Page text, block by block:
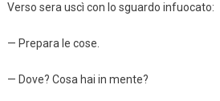
Verso sera uscì con lo sguardo infuocato:
— Prepara le cose.
— Dove? Cosa hai in mente?